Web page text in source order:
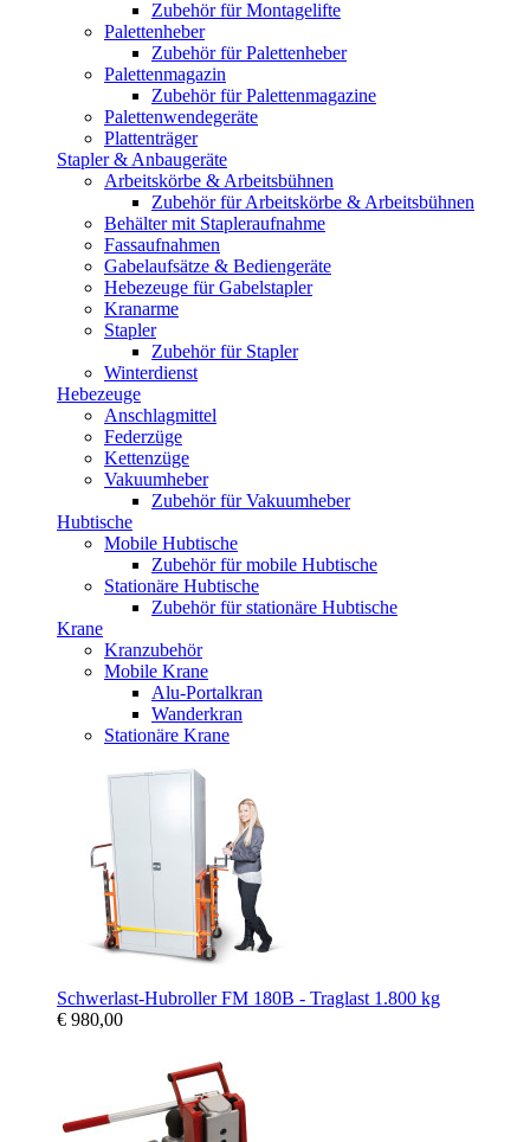
Zubehör für Montagelifte
Palettenheber
Zubehör für Palettenheber
Palettenmagazin
Zubehör für Palettenmagazine
Palettenwendegeräte
Plattenträger
Stapler & Anbaugeräte
Arbeitskörbe & Arbeitsbühnen
Zubehör für Arbeitskörbe & Arbeitsbühnen
Behälter mit Stapleraufnahme
Fassaufnahmen
Gabelaufsätze & Bediengeräte
Hebezeuge für Gabelstapler
Kranarme
Stapler
Zubehör für Stapler
Winterdienst
Hebezeuge
Anschlagmittel
Federzüge
Kettenzüge
Vakuumheber
Zubehör für Vakuumheber
Hubtische
Mobile Hubtische
Zubehör für mobile Hubtische
Stationäre Hubtische
Zubehör für stationäre Hubtische
Krane
Kranzubehör
Mobile Krane
Alu-Portalkran
Wanderkran
Stationäre Krane
Schwerlast-Hubroller FM 180B - Traglast 1.800 kg
€ 980,00